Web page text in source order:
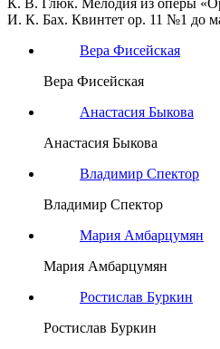
К. В. Глюк. Мелодия из оперы
И. К. Бах. Квинтет op. 11 №1 до
Вера Фисейская
Вера Фисейская
Анастасия Быкова
Анастасия Быкова
Владимир Спектор
Владимир Спектор
Мария Амбарцумян
Мария Амбарцумян
Ростислав Буркин
Ростислав Буркин